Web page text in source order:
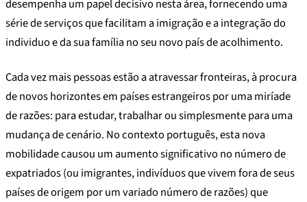
desempenha um papel decisivo nesta área, fornecendo uma
série de serviços que facilitam a imigração e a integração do
individuo e da sua família no seu novo país de acolhimento.
Cada vez mais pessoas estão a atravessar fronteiras, à procura
de novos horizontes em países estrangeiros por uma miríade
de razões: para estudar, trabalhar ou simplesmente para uma
mudança de cenário. No contexto português, esta nova
mobilidade causou um aumento significativo no número de
expatriados (ou imigrantes, indivíduos que vivem fora de seus
países de origem por um variado número de razões) que